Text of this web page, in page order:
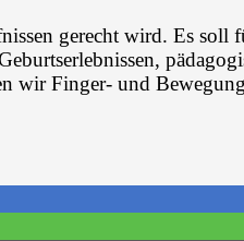
gerecht wird. Es soll
wir Finger- und